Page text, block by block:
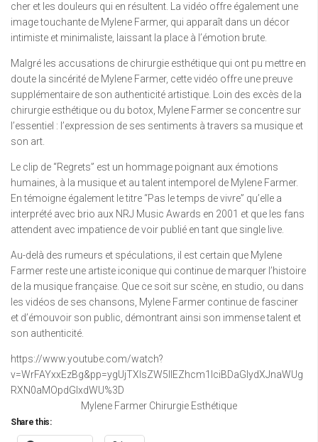
cher et les douleurs qui en résultent. La vidéo offre également une
image touchante de Mylene Farmer, qui apparaît dans un décor
intimiste et minimaliste, laissant la place à l’émotion brute.
Malgré les accusations de chirurgie esthétique qui ont pu mettre en
doute la sincérité de Mylene Farmer, cette vidéo offre une preuve
supplémentaire de son authenticité artistique. Loin des excès de la
chirurgie esthétique ou du botox, Mylene Farmer se concentre sur
l’essentiel : l’expression de ses sentiments à travers sa musique et
son art.
Le clip de “Regrets” est un hommage poignant aux émotions
humaines, à la musique et au talent intemporel de Mylene Farmer.
En témoigne également le titre “Pas le temps de vivre” qu’elle a
interprété avec brio aux NRJ Music Awards en 2001 et que les fans
attendent avec impatience de voir publié en tant que single live.
Au-delà des rumeurs et spéculations, il est certain que Mylene
Farmer reste une artiste iconique qui continue de marquer l’histoire
de la musique française. Que ce soit sur scène, en studio, ou dans
les vidéos de ses chansons, Mylene Farmer continue de fasciner
et d’émouvoir son public, démontrant ainsi son immense talent et
son authenticité.
https://www.youtube.com/watch?
v=WrFAYxxEzBg&pp=ygUjTXlsZW5lIEZhcm1lciBDaGlydXJnaWUg
RXN0aMOpdGlxdWU%3D
Mylene Farmer Chirurgie Esthétique
Share this: